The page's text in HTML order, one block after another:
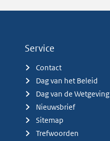
Service
Contact
Dag van het Beleid
Dag van de Wetgeving
Nieuwsbrief
Sitemap
Trefwoorden